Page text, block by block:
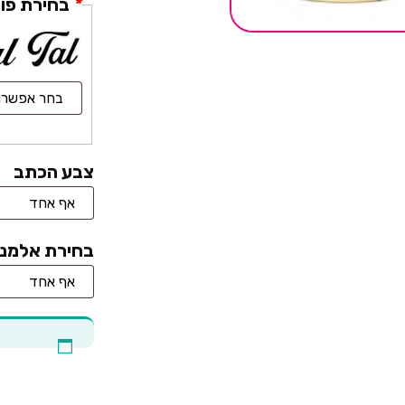
בחירת *
צבע הכתב
בחירת